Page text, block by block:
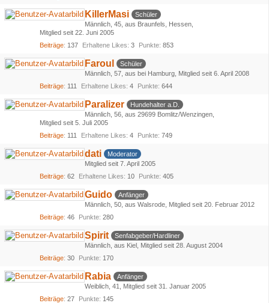
KillerMasi
Schüler
Männlich 45 aus Braunfels, Hessen
Mitglied seit 22. Juni 2005
Beiträge 137 Erhaltene Likes 3 Punkte 853
Faroul
Schüler
Männlich 57 aus bei Hamburg Mitglied seit 6. April 2008
Beiträge 111 Erhaltene Likes 4 Punkte 644
Paralizer
Hundehalter a.D.
Männlich 56 aus 29699 Bomlitz/Wenzingen
Mitglied seit 5. Juli 2005
Beiträge 111 Erhaltene Likes 4 Punkte 749
dati
Moderator
Mitglied seit 7. April 2005
Beiträge 62 Erhaltene Likes 10 Punkte 405
Guido
Anfänger
Männlich 50 aus Walsrode Mitglied seit 20. Februar 2012
Beiträge 46 Punkte 280
Spirit
Senfabgeber/Hardliner
Männlich aus Kiel Mitglied seit 28. August 2004
Beiträge 30 Punkte 170
Rabia
Anfänger
Weiblich 41
Mitglied seit 31. Januar 2005
Beiträge 27 Punkte 145